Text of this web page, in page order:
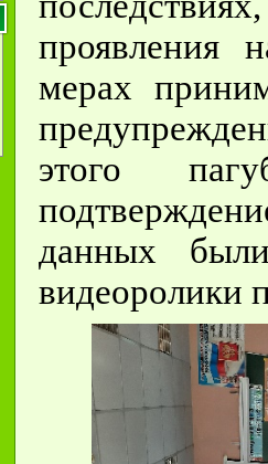
проявления
мерах
этого
данных
видеоролики